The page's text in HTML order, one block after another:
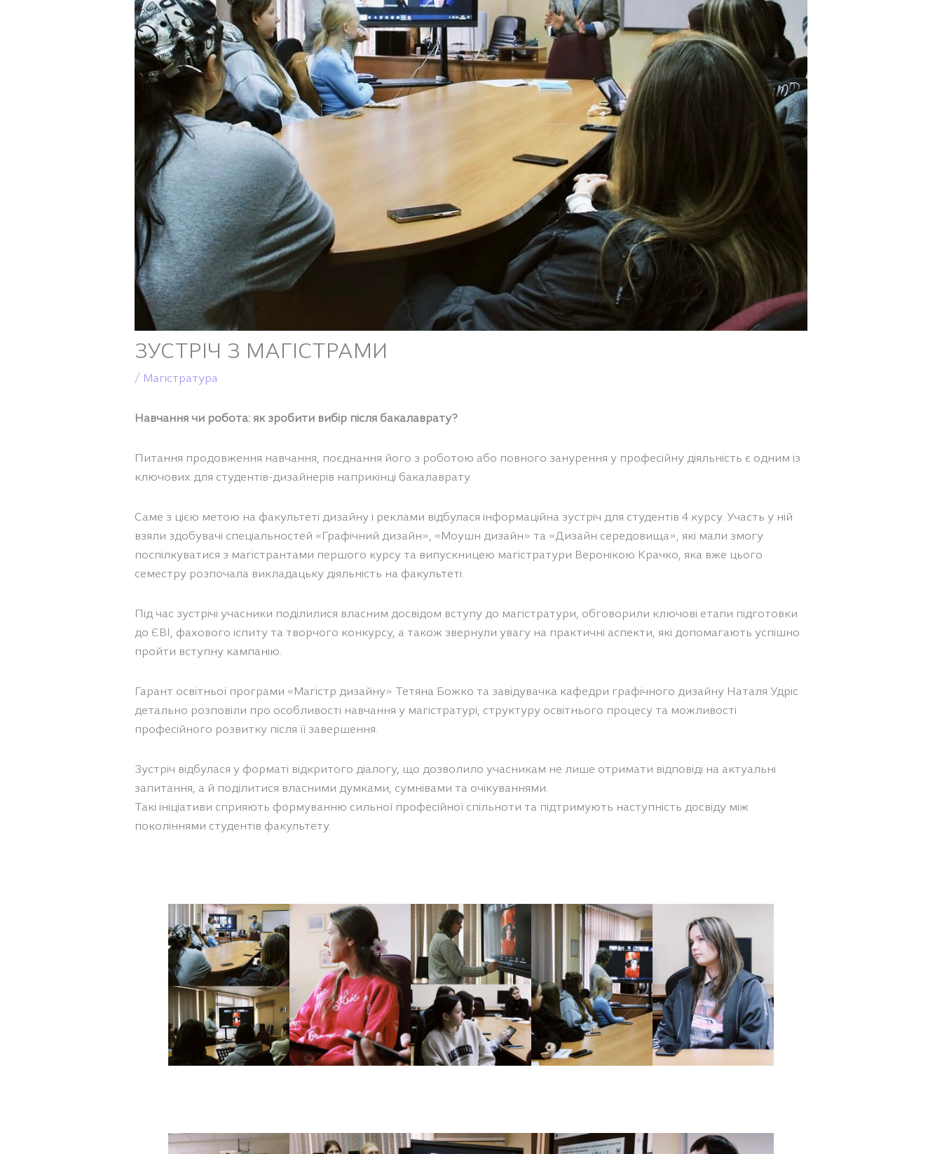
ЗУСТРІЧ З МАГІСТРАМИ
/ Магістратура
Навчання чи робота: як зробити вибір після бакалаврату?
Питання продовження навчання, поєднання його з роботою або повного занурення у професійну діяльність є одним із
ключових для студентів-дизайнерів наприкінці бакалаврату.
Саме з цією метою на факультеті дизайну і реклами відбулася інформаційна зустріч для студентів 4 курсу. Участь у ній
взяли здобувачі спеціальностей «Графічний дизайн», «Моушн дизайн» та «Дизайн середовища», які мали змогу
поспілкуватися з магістрантами першого курсу та випускницею магістратури Веронікою Крачко, яка вже цього
семестру розпочала викладацьку діяльність на факультеті.
Під час зустрічі учасники поділилися власним досвідом вступу до магістратури, обговорили ключові етапи підготовки
до ЄВІ, фахового іспиту та творчого конкурсу, а також звернули увагу на практичні аспекти, які допомагають успішно
пройти вступну кампанію.
Гарант освітньої програми «Магістр дизайну» Тетяна Божко та завідувачка кафедри графічного дизайну Наталя Удріс
детально розповіли про особливості навчання у магістратурі, структуру освітнього процесу та можливості
професійного розвитку після її завершення.
Зустріч відбулася у форматі відкритого діалогу, що дозволило учасникам не лише отримати відповіді на актуальні
запитання, а й поділитися власними думками, сумнівами та очікуваннями.
Такі ініціативи сприяють формуванню сильної професійної спільноти та підтримують наступність досвіду між
поколіннями студентів факультету.